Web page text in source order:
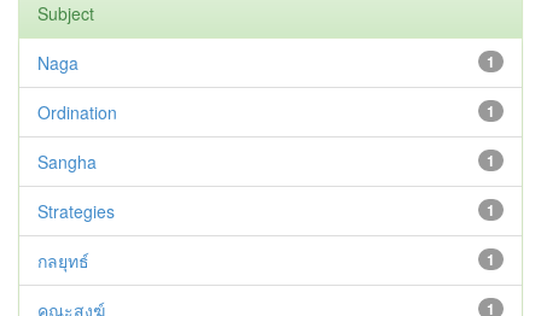
Subject
1
Naga
1
Ordination
1
Sangha
1
Strategies
1
กลยุทธ์
1
คณะสงฆ์